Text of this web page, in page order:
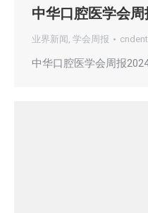
中华口腔医学会
业界新闻 , 学会周报 cndent
中华口腔医学会周报